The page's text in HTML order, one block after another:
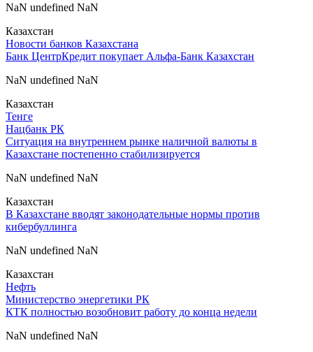
NaN undefined NaN
Казахстан
Новости банков Казахстана
Банк ЦентрКредит покупает Альфа-Банк Казахстан
NaN undefined NaN
Казахстан
Тенге
Нацбанк РК
Cитуация на внутреннем рынке наличной валюты в
Казахстане постепенно стабилизируется
NaN undefined NaN
Казахстан
В Казахстане вводят законодательные нормы против
кибербуллинга
NaN undefined NaN
Казахстан
Нефть
Министерство энергетики РК
КТК полностью возобновит работу до конца недели
NaN undefined NaN